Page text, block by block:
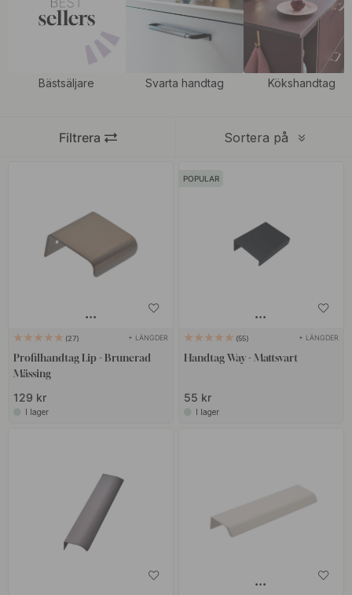
Bästsäljare Svarta handtag Kökshandtag
Sortera på
Filtrera
27 + LÄNGDER
Profilhandtag Lip - Brunerad
Mässing
129 kr
I lager
POPULAR
55 + LÄNGDER
Handtag Way - Mattsvart
55 kr
I lager